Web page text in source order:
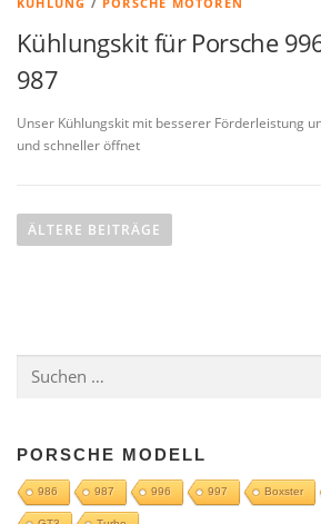
Kühlungskit für Porsche
987
Unser Kühlungskit mit besserer Förderleistung
und schneller öffnet
e
a
v
i
ÄLTERE BEITRÄGE
nach:
PORSCHE MODELL
986 987 996 997 Boxster